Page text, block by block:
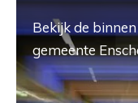
Bekijk de
gemeente